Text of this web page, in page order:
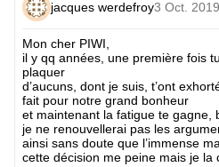
jacques werdefroy3 Oct.
Mon cher PIWI,
il y qq années, une première fois
plaquer
d’aucuns, dont je suis, t’ont
fait pour notre grand bonheur
et maintenant la fatigue te gagne,
je ne renouvellerai pas les
ainsi sans doute que l’immense
cette décision me peine mais je la